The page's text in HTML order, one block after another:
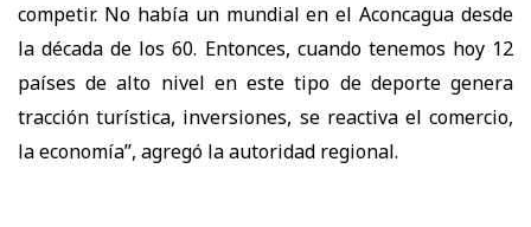
competir. No había un mundial en el Aconcagua desde
la década de los 60. Entonces, cuando tenemos hoy 12
países de alto nivel en este tipo de deporte genera
tracción turística, inversiones, se reactiva el comercio,
la economía”, agregó la autoridad regional.